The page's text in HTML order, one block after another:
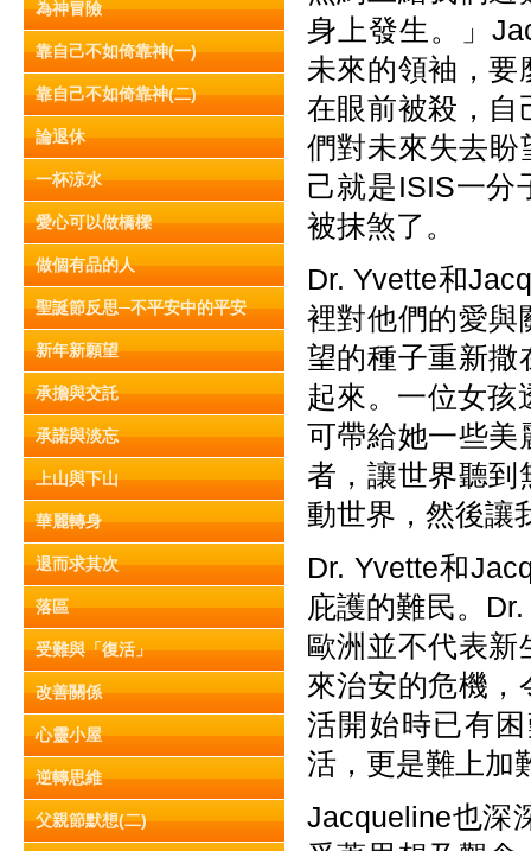
為神冒險
靠自己不如倚靠神(一)
靠自己不如倚靠神(二)
論退休
一杯涼水
愛心可以做橋樑
做個有品的人
聖誕節反思─不平安中的平安
新年新願望
承擔與交託
承諾與淡忘
上山與下山
華麗轉身
退而求其次
落區
受難與「復活」
改善關係
心靈小屋
逆轉思維
父親節默想(二)
身上發生。」
未來的領袖，要
在眼前被殺，自
們對未來失去盼
己就是ISIS一分
被抹煞了。
Dr. Yvette和
裡對他們的愛與
望的種子重新撒
起來。一位女孩
可帶給她一些美
者，讓世界聽到
動世界，然後讓
Dr. Yvette和
庇護的難民。
歐洲並不代表新
來治安的危機，
活開始時已有
活，更是難上加
Jacqueline也深